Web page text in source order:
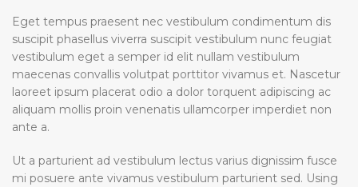
Eget tempus praesent nec vestibulum condimentum dis
suscipit phasellus viverra suscipit vestibulum nunc feugiat
vestibulum eget a semper id elit nullam vestibulum
maecenas convallis volutpat porttitor vivamus et. Nascetur
laoreet ipsum placerat odio a dolor torquent adipiscing ac
aliquam mollis proin venenatis ullamcorper imperdiet non
ante a.
Ut a parturient ad vestibulum lectus varius dignissim fusce
mi posuere ante vivamus vestibulum parturient sed. Using